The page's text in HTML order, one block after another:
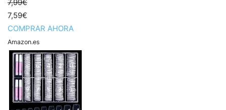
7,99€
7,59€
COMPRAR AHORA
Amazon.es